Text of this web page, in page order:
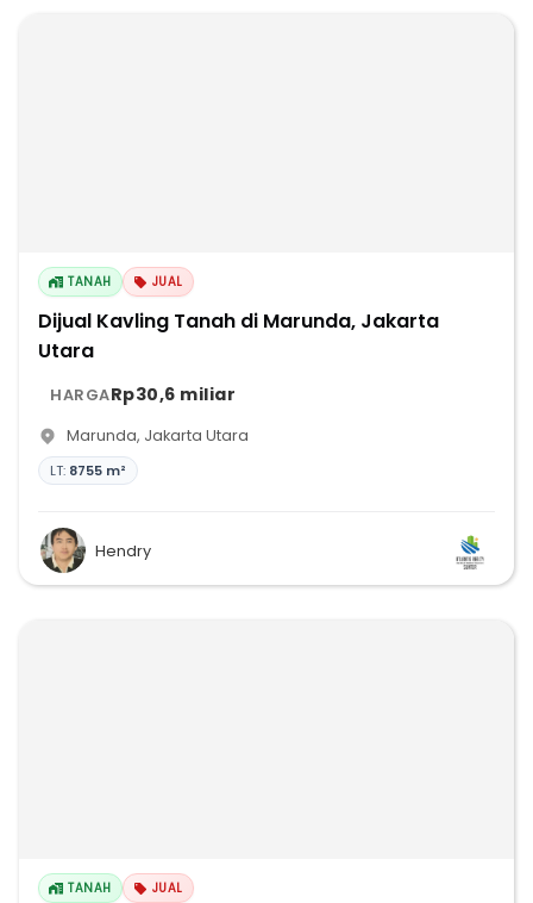
TANAH JUAL
Dijual Kavling Tanah di Marunda, Jakarta
Utara
HARGARp30,6 miliar
Marunda, Jakarta Utara
LT: 8755 m²
Hendry
TANAH JUAL